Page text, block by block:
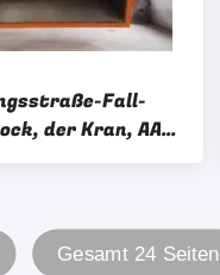
Fall-
der Kran, AAC-
Gesamt 24 Seiten